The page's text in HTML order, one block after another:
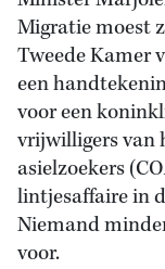
Migratie moest
Tweede Kamer
een
voor een
vrijwilligers van
asielzoekers
lintjesaffaire in
Niemand
voor.